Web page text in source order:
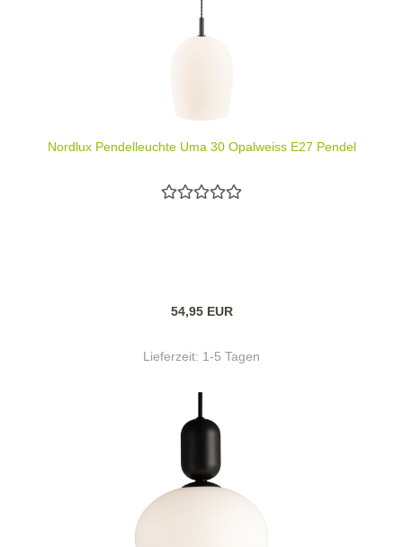
Nordlux Pendelleuchte Uma 30 Opalweiss E27 Pendel
54,95 EUR
Lieferzeit: 1-5 Tagen